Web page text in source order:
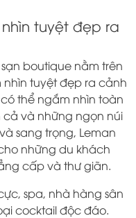
tuyệt đẹp ra
boutique nằm trên
nhìn tuyệt đẹp ra cảnh
thể ngắm nhìn toàn
và những ngọn núi
sang trọng, Leman
những du khách
cấp và thư giãn.
spa, nhà hàng sân
cocktail độc đáo.